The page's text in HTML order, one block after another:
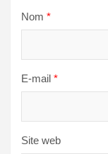
Nom *
E-mail *
Site web